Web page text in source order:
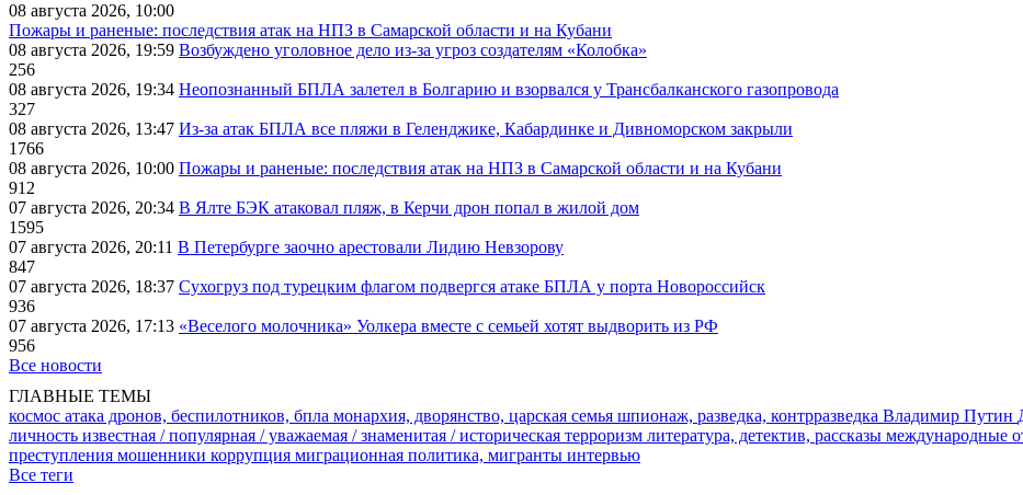
08 августа 2026, 10:00
Пожары и раненые: последствия атак на НПЗ в Самарской области и на Кубани
08 августа 2026, 19:59 Возбуждено уголовное дело из-за угроз создателям «Колобка»
256
08 августа 2026, 19:34 Неопознанный БПЛА залетел в Болгарию и взорвался у Трансбалканского газопровода
327
08 августа 2026, 13:47 Из-за атак БПЛА все пляжи в Геленджике, Кабардинке и Дивноморском закрыли
1766
08 августа 2026, 10:00 Пожары и раненые: последствия атак на НПЗ в Самарской области и на Кубани
912
07 августа 2026, 20:34 В Ялте БЭК атаковал пляж, в Керчи дрон попал в жилой дом
1595
07 августа 2026, 20:11 В Петербурге заочно арестовали Лидию Невзорову
847
07 августа 2026, 18:37 Сухогруз под турецким флагом подвергся атаке БПЛА у порта Новороссийск
936
07 августа 2026, 17:13 «Веселого молочника» Уолкера вместе с семьей хотят выдворить из РФ
956
Все новости
ГЛАВНЫЕ ТЕМЫ
космос атака дронов, беспилотников, бпла монархия, дворянство, царская семья шпионаж, разведка, контрразведка Владимир Путин
личность известная / популярная / уважаемая / знаменитая / историческая терроризм литература, детектив, рассказы международные
преступления мошенники коррупция миграционная политика, мигранты интервью
Все теги